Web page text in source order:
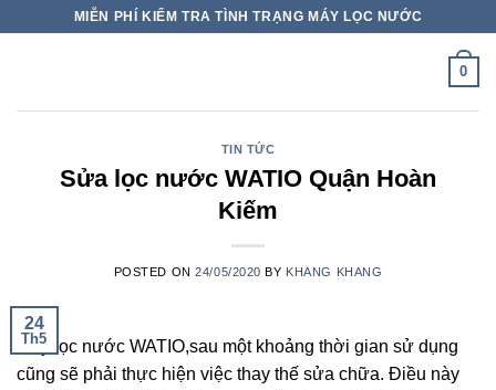
MIỄN PHÍ KIỂM TRA TÌNH TRẠNG MÁY LỌC NƯỚC
0
TIN TỨC
Sửa lọc nước WATIO Quận Hoàn
Kiếm
POSTED ON24/05/2020 BY KHANG KHANG
24
Th5
Máy lọc nước WATIO,sau một khoảng thời gian sử dụng
cũng sẽ phải thực hiện việc thay thế sửa chữa. Điều này